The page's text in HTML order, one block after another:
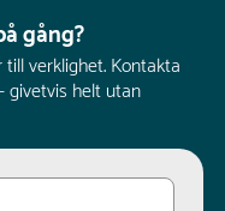
gång?
verklighet. Kontakta
givetvis helt utan